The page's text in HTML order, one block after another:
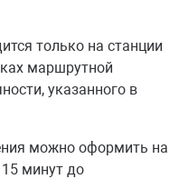
только на станции
маршрутной
указанного в
можно оформить на
15 минут до